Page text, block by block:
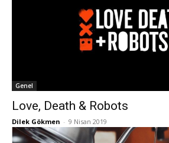
Genel
Love, Death & Robots
Dilek Gökmen - 9 Nisan 2019